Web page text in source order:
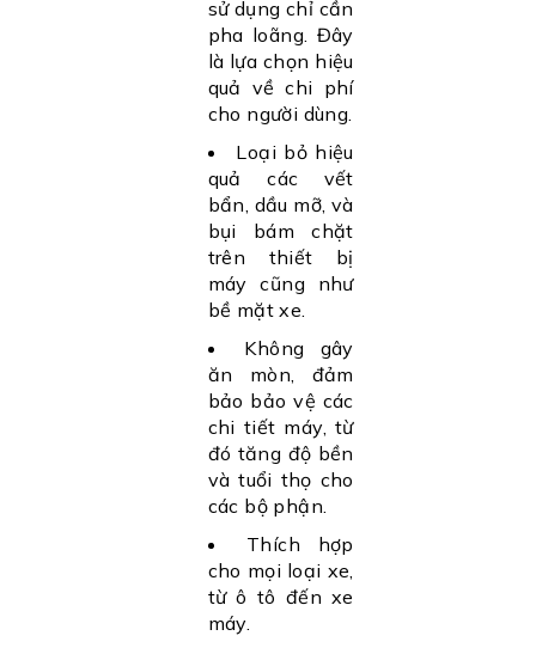
sử dụng chỉ cần
pha loãng. Đây
là lựa chọn hiệu
quả về chi phí
cho người dùng.
Loại bỏ hiệu
quả các vết
bẩn, dầu mỡ, và
bụi bám chặt
trên thiết bị
máy cũng như
bề mặt xe.
Không gây
ăn mòn, đảm
bảo bảo vệ các
chi tiết máy, từ
đó tăng độ bền
và tuổi thọ cho
các bộ phận.
Thích hợp
cho mọi loại xe,
từ ô tô đến xe
máy.